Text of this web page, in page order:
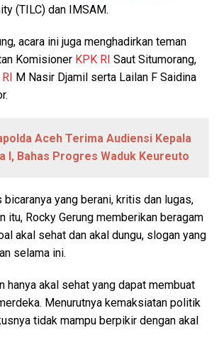
(TILC) dan IMSAM.
acara ini juga menghadirkan teman
Komisioner KPK RI Saut Situmorang,
M Nasir Djamil serta Lailan F Saidina
Aceh Terima Audiensi Kepala
I, Bahas Progres Waduk Keureuto
bicaranya yang berani, kritis dan lugas,
itu, Rocky Gerung memberikan beragam
akal sehat dan akal dungu, slogan yang
selama ini.
hanya akal sehat yang dapat membuat
Menurutnya kemaksiatan politik
tidak mampu berpikir dengan akal